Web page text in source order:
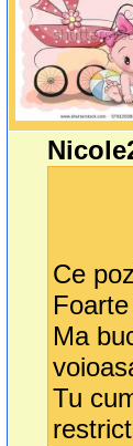
Ce
Ma
Tu